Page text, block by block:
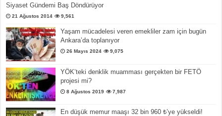
Siyaset Gündemi Baş Döndürüyor
21 Ağustos 2014 9,561
Yaşam mücadelesi veren emekliler zam için bugün
Ankara’da toplanıyor
26 Mayıs 2024 9,075
YÖK’teki denklik muamması gerçekten bir FETÖ
projesi mi?
8 Ağustos 2019 7,987
En düşük memur maaşı 32 bin 960 ₺’ye yükseldi!